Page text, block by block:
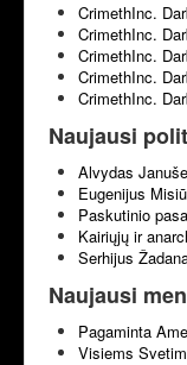
CrimethInc.
CrimethInc.
CrimethInc.
CrimethInc.
CrimethInc.
Naujausi
Alvydas
Eugenijus
Paskutinio
Kairiųjų ir
Serhijus
Naujausi
Pagaminta
Visiems